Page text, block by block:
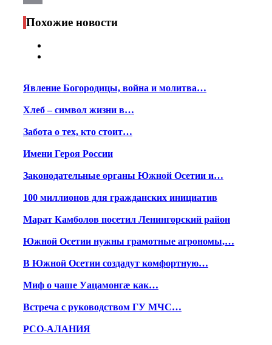
Print
Похожие новости
Явление Богородицы, война и молитва…
Хлеб – символ жизни в…
Забота о тех, кто стоит…
Имени Героя России
Законодательные органы Южной Осетии и…
100 миллионов для гражданских инициатив
Марат Камболов посетил Ленингорский район
Южной Осетии нужны грамотные агрономы,…
В Южной Осетии создадут комфортную…
Миф о чаше Уацамонгæ как…
Встреча с руководством ГУ МЧС…
РСО-АЛАНИЯ